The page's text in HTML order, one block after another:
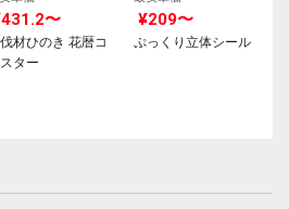
〜
材ひのき 花暦コ
ター
¥209〜
ぷっくり立体シール